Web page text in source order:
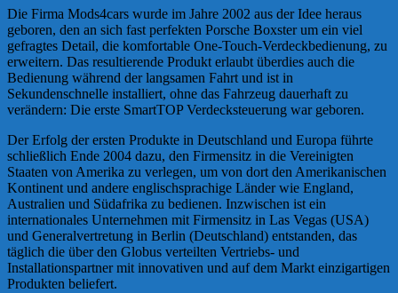
Die Firma Mods4cars wurde im Jahre 2002 aus der Idee heraus
geboren, den an sich fast perfekten Porsche Boxster um ein viel
gefragtes Detail, die komfortable One-Touch-Verdeckbedienung, zu
erweitern. Das resultierende Produkt erlaubt überdies auch die
Bedienung während der langsamen Fahrt und ist in
Sekundenschnelle installiert, ohne das Fahrzeug dauerhaft zu
verändern: Die erste SmartTOP Verdecksteuerung war geboren.
Der Erfolg der ersten Produkte in Deutschland und Europa führte
schließlich Ende 2004 dazu, den Firmensitz in die Vereinigten
Staaten von Amerika zu verlegen, um von dort den Amerikanischen
Kontinent und andere englischsprachige Länder wie England,
Australien und Südafrika zu bedienen. Inzwischen ist ein
internationales Unternehmen mit Firmensitz in Las Vegas (USA)
und Generalvertretung in Berlin (Deutschland) entstanden, das
täglich die über den Globus verteilten Vertriebs- und
Installationspartner mit innovativen und auf dem Markt einzigartigen
Produkten beliefert.